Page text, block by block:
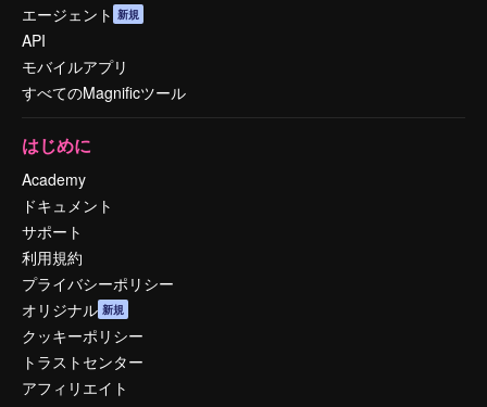
エージェント 新規
API
モバイルアプリ
すべてのMagnificツール
はじめに
Academy
ドキュメント
サポート
利用規約
プライバシーポリシー
オリジナル 新規
クッキーポリシー
トラストセンター
アフィリエイト